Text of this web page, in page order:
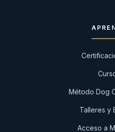
Método Dog
Talleres y
Acceso a